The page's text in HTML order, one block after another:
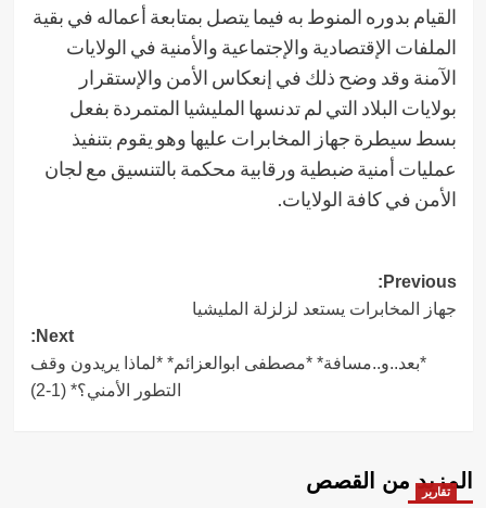
القيام بدوره المنوط به فيما يتصل بمتابعة أعماله في بقية
الملفات الإقتصادية والإجتماعية والأمنية في الولايات
الآمنة وقد وضح ذلك في إنعكاس الأمن والإستقرار
بولايات البلاد التي لم تدنسها المليشيا المتمردة بفعل
بسط سيطرة جهاز المخابرات عليها وهو يقوم بتنفيذ
عمليات أمنية ضبطية ورقابية محكمة بالتنسيق مع لجان
الأمن في كافة الولايات.
Post
navigation
Previous:
جهاز المخابرات يستعد لزلزلة المليشيا
Next:
*بعد..و..مسافة* *مصطفى ابوالعزائم* *لماذا يريدون وقف
التطور الأمني؟* (1-2)
المزيد من القصص
تقارير